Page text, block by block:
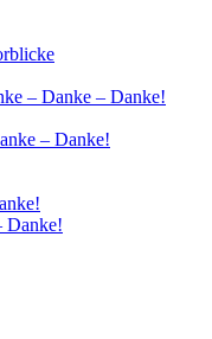
– Danke – Danke!
– Danke!
Danke!